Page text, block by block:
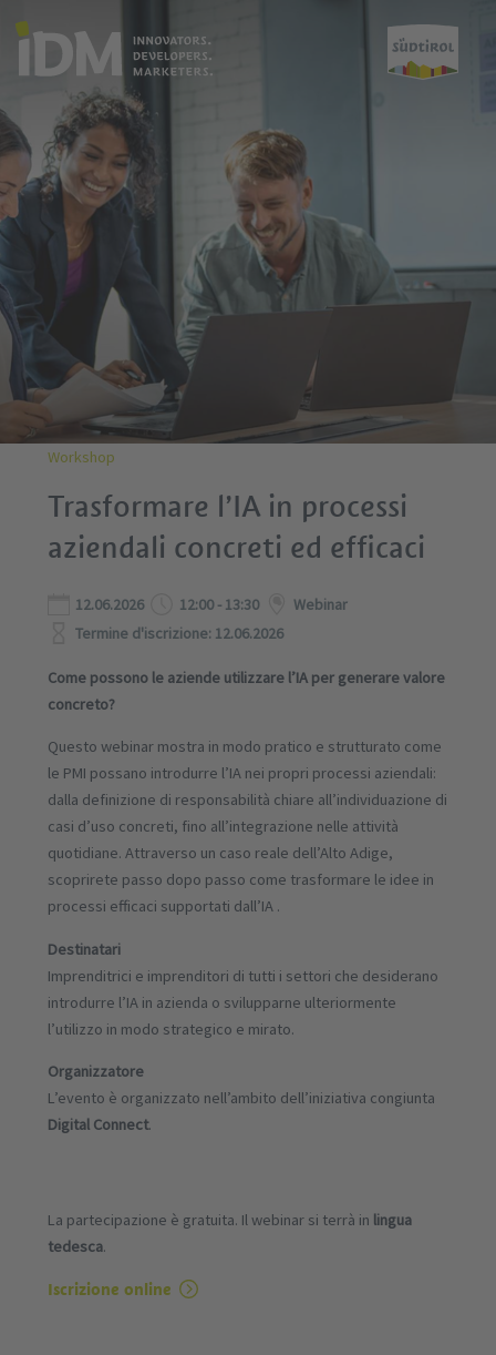
Workshop
Trasformare l’IA in processi
aziendali concreti ed efficaci
12.06.2026 12:00 - 13:30
Webinar
Termine d'iscrizione: 12.06.2026
Come possono le aziende utilizzare l’IA per generare valore
concreto?
Questo webinar mostra in modo pratico e strutturato come
le PMI possano introdurre l’IA nei propri processi aziendali:
dalla definizione di responsabilità chiare all’individuazione di
casi d’uso concreti, fino all’integrazione nelle attività
quotidiane. Attraverso un caso reale dell’Alto Adige,
scoprirete passo dopo passo come trasformare le idee in
processi efficaci supportati dall’IA .
Destinatari
Imprenditrici e imprenditori di tutti i settori che desiderano
introdurre l’IA in azienda o svilupparne ulteriormente
l’utilizzo in modo strategico e mirato.
Organizzatore
L’evento è organizzato nell’ambito dell’iniziativa congiunta
Digital Connect.
La partecipazione è gratuita. Il webinar si terrà in lingua
tedesca.
Iscrizione online